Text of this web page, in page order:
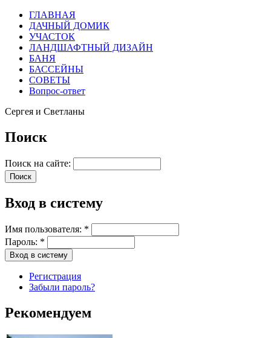
ГЛАВНАЯ
ДАЧНЫЙ ДОМИК
УЧАСТОК
ЛАНДШАФТНЫЙ ДИЗАЙН
БАНЯ
БАССЕЙНЫ
СОВЕТЫ
Вопрос-ответ
Сергея и Светланы
Поиск
Поиск на сайте:
Вход в систему
Имя пользователя: *
Пароль: *
Регистрация
Забыли пароль?
Рекомендуем